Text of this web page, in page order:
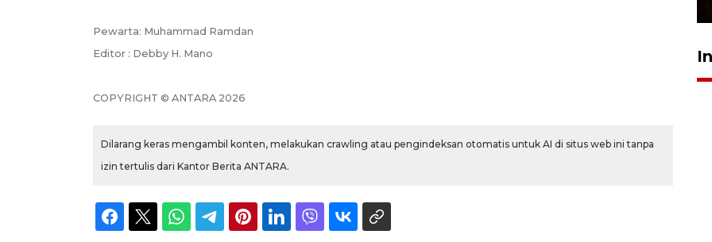
Pewarta: Muhammad Ramdan
Editor : Debby H. Mano
COPYRIGHT © ANTARA 2026
Dilarang keras mengambil konten, melakukan crawling atau pengindeksan otomatis untuk AI di situs web ini tanpa
izin tertulis dari Kantor Berita ANTARA.